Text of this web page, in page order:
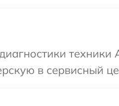
техники
в сервисный